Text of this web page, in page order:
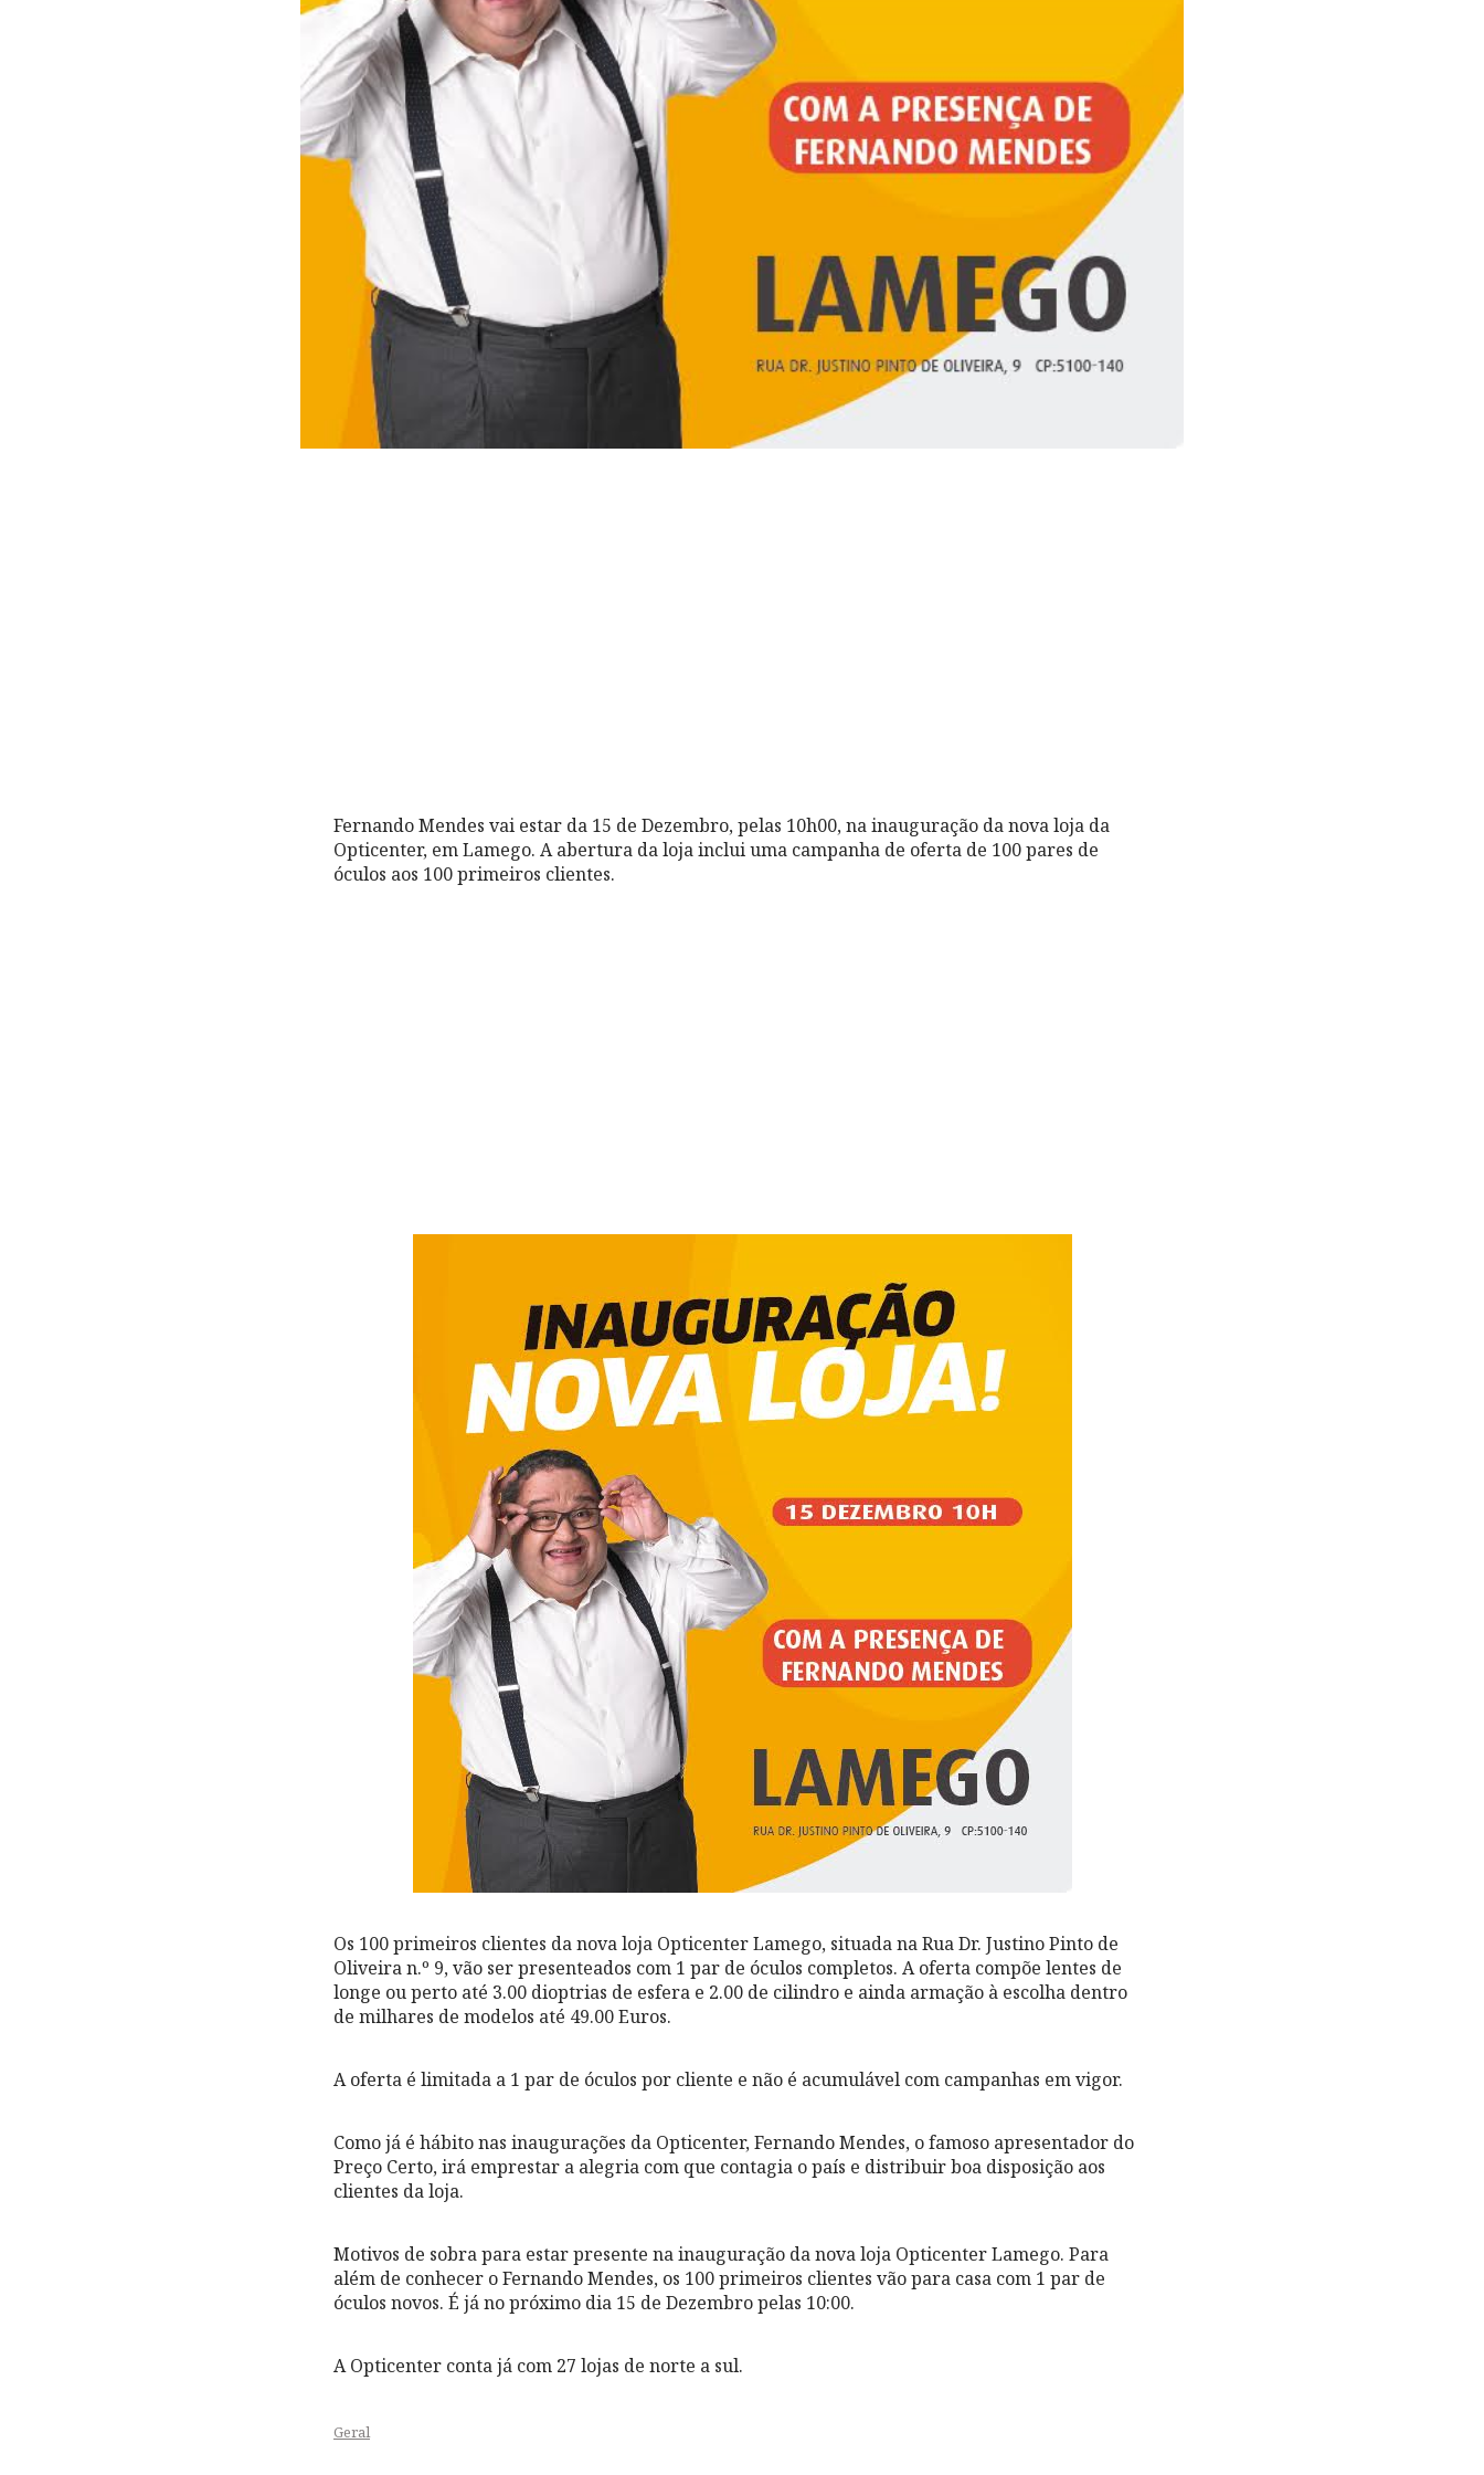
Fernando Mendes vai estar da 15 de Dezembro, pelas 10h00, na inauguração da nova loja da
Opticenter, em Lamego. A abertura da loja inclui uma campanha de oferta de 100 pares de
óculos aos 100 primeiros clientes.
Os 100 primeiros clientes da nova loja Opticenter Lamego, situada na Rua Dr. Justino Pinto de
Oliveira n.º 9, vão ser presenteados com 1 par de óculos completos. A oferta compõe lentes de
longe ou perto até 3.00 dioptrias de esfera e 2.00 de cilindro e ainda armação à escolha dentro
de milhares de modelos até 49.00 Euros.
A oferta é limitada a 1 par de óculos por cliente e não é acumulável com campanhas em vigor.
Como já é hábito nas inaugurações da Opticenter, Fernando Mendes, o famoso apresentador do
Preço Certo, irá emprestar a alegria com que contagia o país e distribuir boa disposição aos
clientes da loja.
Motivos de sobra para estar presente na inauguração da nova loja Opticenter Lamego. Para
além de conhecer o Fernando Mendes, os 100 primeiros clientes vão para casa com 1 par de
óculos novos. É já no próximo dia 15 de Dezembro pelas 10:00.
A Opticenter conta já com 27 lojas de norte a sul.
Geral